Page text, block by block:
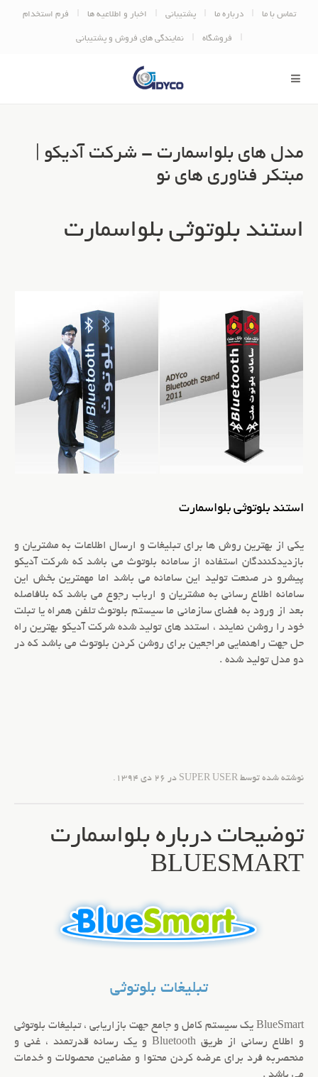
تماس با ما درباره ما پشتیبانی اخبار و اطلاعیه ها فرم استخدام
فروشگاه نمایندگی های فروش و پشتیبانی
مدل های بلواسمارت - شرکت آدیکو |
مبتکر فناوری های نو
استند بلوتوثی بلواسمارت
استند بلوتوثی بلواسمارت
یکی از بهترین روش ها برایتبلیغات و ارسال اطلاعات به مشتریان و
بازدیدکنندگان استفاده ازسامانه بلوتوثمی باشد که شرکت آدیکو
پیشرو در صنعت تولید این سامانه می باشد اما مهمترین بخش این
سامانه اطلاع رسانی به مشتریان و ارباب رجوع می باشد که بلافاصله
بعد از ورود به فضای سازمانی ماسیستم بلوتوث تلفن همراه یا تبلت
خود را روشن نمایند ، استند های تولید شده شرکت آدیکو بهترین راه
حل جهت راهنمایی مراجعین برای روشن کردن بلوتوث می باشد که در
دو مدل تولید شده .
نوشته شده توسط SUPER USER در 26 دی 1394 .
توضیحات درباره بلواسمارت
BLUESMART
تبليغات بلوتوثي
BlueSmart يک سيستم کامل و جامع جهت بازاريابي ، تبليغات بلوتوثي
و اطلاع رساني از طريق Bluetooth و يک رسانه قدرتمند ، غني و
منحصربه فرد براي عرضه کردن محتوا و مضامين محصولات و خدمات